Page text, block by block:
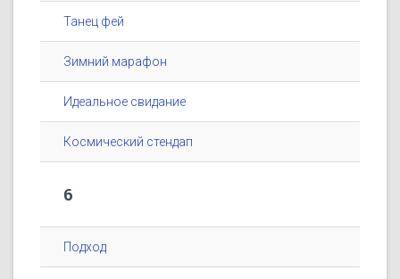
Танец фей
Зимний марафон
Идеальное свидание
Космический стендап
6
Подход